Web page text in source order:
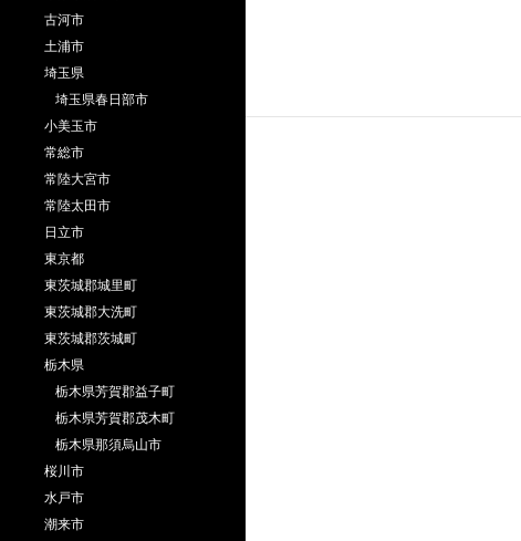
古河市
土浦市
埼玉県
埼玉県春日部市
小美玉市
常総市
常陸大宮市
常陸太田市
日立市
東京都
東茨城郡城里町
東茨城郡大洗町
東茨城郡茨城町
栃木県
栃木県芳賀郡益子町
栃木県芳賀郡茂木町
栃木県那須烏山市
桜川市
水戸市
潮来市